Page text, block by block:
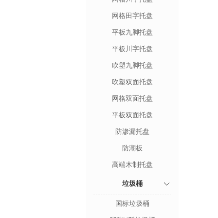
网格田字托盘
平板九脚托盘
平板川字托盘
吹塑九脚托盘
吹塑双面托盘
网格双面托盘
平板双面托盘
防渗漏托盘
防潮板
高端木制托盘
垃圾桶
国标垃圾桶